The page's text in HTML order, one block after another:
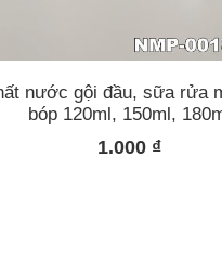
nước gội đầu, sữa rửa
bóp 120ml, 150ml,
1.000 ₫